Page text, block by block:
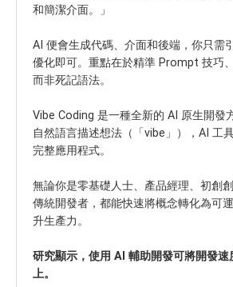
和簡潔介面。」
AI 便會生成代碼、介面和後端，你只需
優化即可。重點在於精準 Prompt 技巧
而非死記語法。
Vibe Coding 是一種全新的 AI 原生開發
自然語言描述想法（「vibe」），AI 工
完整應用程式。
無論你是零基礎人士、產品經理、初創
傳統開發者，都能快速將概念轉化為可
升生產力。
研究顯示，使用 AI 輔助開發可將開發
上。